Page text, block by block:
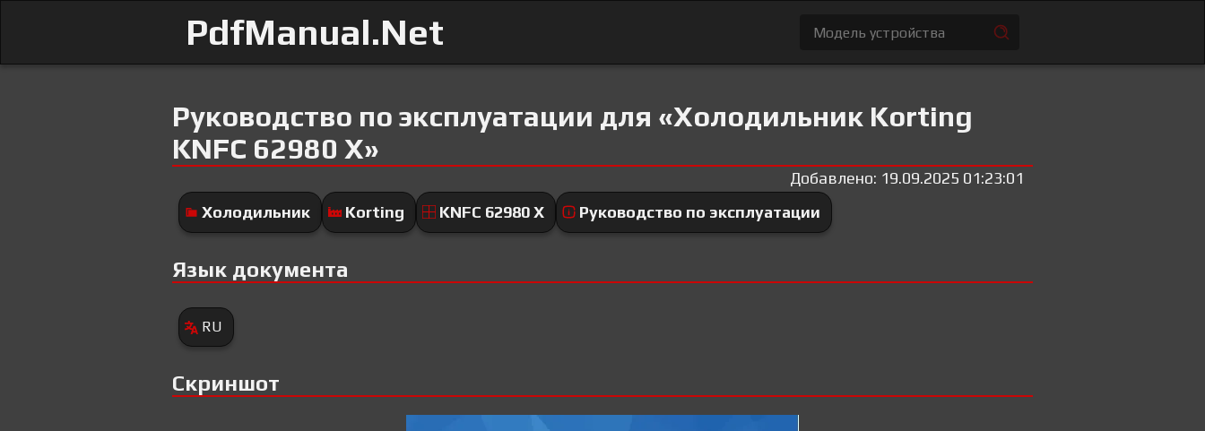
PdfManual.Net
Руководство по эксплуатации для «Холодильник Korting
KNFC 62980 X»
Добавлено: 19.09.2025 01:23:01
Холодильник
Korting KNFC 62980 X Руководство по эксплуатации
Язык документа
RU
Скриншот